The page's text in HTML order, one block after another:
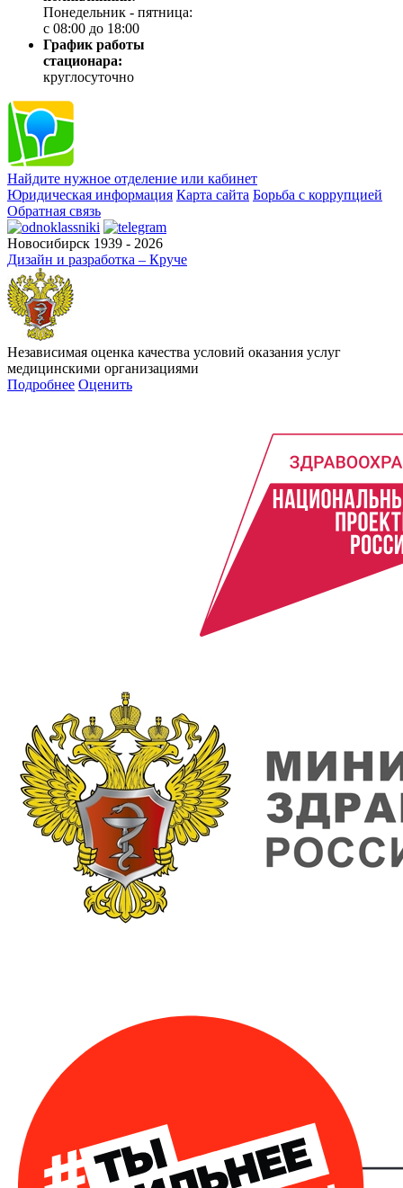
Понедельник - пятница:
с 08:00 до 18:00
График работы
стационара:
круглосуточно
Найдите нужное отделение или кабинет
Юридическая информация Карта сайта Борьба с коррупцией
Обратная связь
Новосибирск 1939 - 2026
Дизайн и разработка – Круче
Независимая оценка качества условий оказания услуг
медицинскими организациями
Подробнее Оценить